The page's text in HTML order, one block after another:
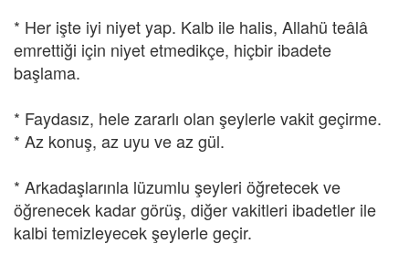
* Her işte iyi niyet yap. Kalb ile halis, Allahü teâlâ
emrettiği için niyet etmedikçe, hiçbir ibadete
başlama.
* Faydasız, hele zararlı olan şeylerle vakit geçirme.
* Az konuş, az uyu ve az gül.
* Arkadaşlarınla lüzumlu şeyleri öğretecek ve
öğrenecek kadar görüş, diğer vakitleri ibadetler ile
kalbi temizleyecek şeylerle geçir.